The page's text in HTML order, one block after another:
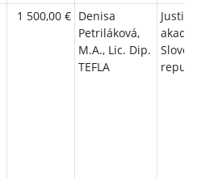
1 500,00 € Denisa
Petriláková,
M.A., Lic. Dip.
TEFLA